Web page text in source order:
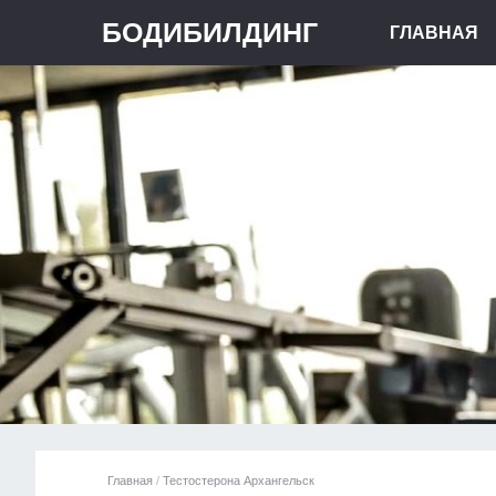
БОДИБИЛДИНГ ГЛАВНАЯ
Главная / Тестостерона Архангельск